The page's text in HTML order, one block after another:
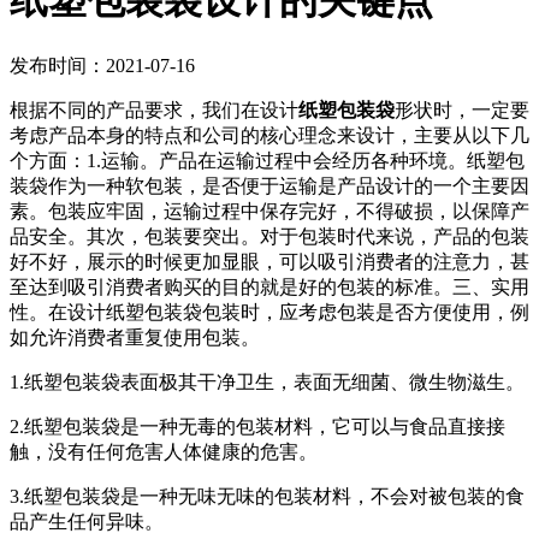
发布时间：2021-07-16
根据不同的产品要求，我们在设计纸塑包装袋形状时，一定要
考虑产品本身的特点和公司的核心理念来设计，主要从以下几
个方面：1.运输。产品在运输过程中会经历各种环境。纸塑包
装袋作为一种软包装，是否便于运输是产品设计的一个主要因
素。包装应牢固，运输过程中保存完好，不得破损，以保障产
品安全。其次，包装要突出。对于包装时代来说，产品的包装
好不好，展示的时候更加显眼，可以吸引消费者的注意力，甚
至达到吸引消费者购买的目的就是好的包装的标准。三、实用
性。在设计纸塑包装袋包装时，应考虑包装是否方便使用，例
如允许消费者重复使用包装。
1.纸塑包装袋表面极其干净卫生，表面无细菌、微生物滋生。
2.纸塑包装袋是一种无毒的包装材料，它可以与食品直接接
触，没有任何危害人体健康的危害。
3.纸塑包装袋是一种无味无味的包装材料，不会对被包装的食
品产生任何异味。